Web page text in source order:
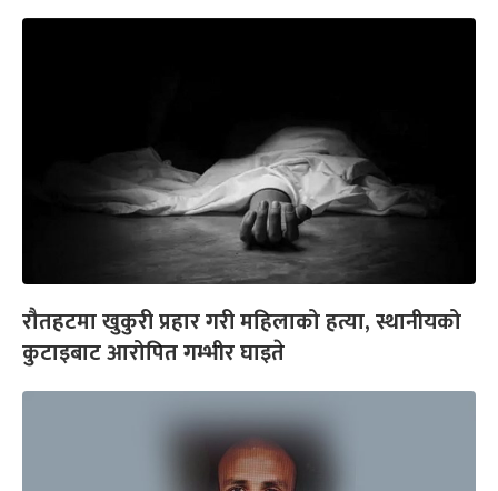
रौतहटमा खुकुरी प्रहार गरी महिलाको हत्या, स्थानीयको
कुटाइबाट आरोपित गम्भीर घाइते